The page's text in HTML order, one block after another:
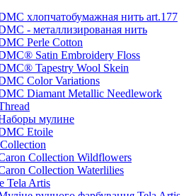
хлопчатобумажная нить art.177
- металлизированая нить
Perle Cotton
Satin Embroidery Floss
Tapestry Wool Skein
Color Variations
Diamant Metallic Needlework
мулине
Etoile
Collection Wildflowers
Collection Waterlilies
Tela Artis